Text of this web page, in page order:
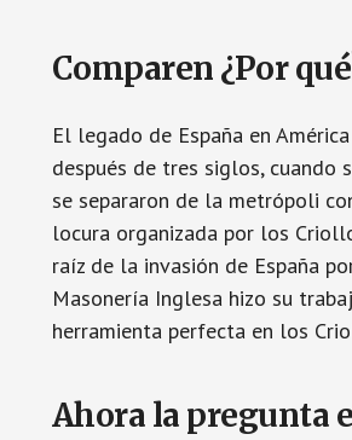
Comparen ¿Por
El legado de España en
después de tres siglos, cuando
se separaron de la metrópoli
locura organizada por los
raíz de la invasión de España
Masonería Inglesa hizo su
herramienta perfecta en los
Ahora la pregunta